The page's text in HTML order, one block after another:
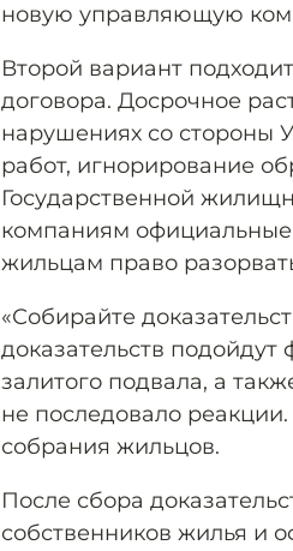
новую управляющую
Второй вариант
договора. Досрочное
нарушениях со стороны
работ, игнорирование
Государственной
компаниям
жильцам право
«Собирайте
доказательств
залитого подвала, а
не последовало
собрания жильцов.
После сбора
собственников жилья и